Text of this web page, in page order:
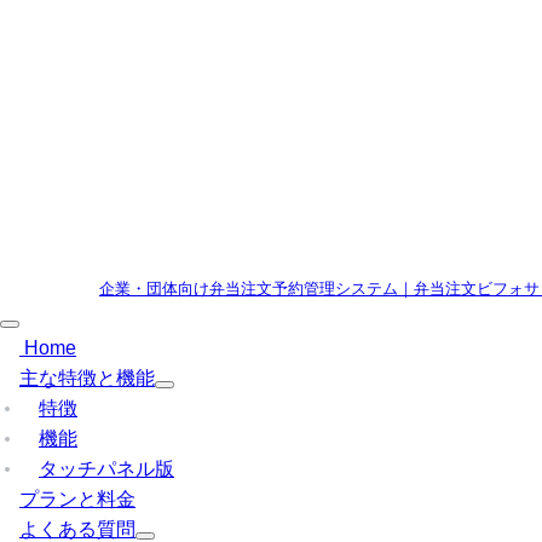
企業・団体向け弁当注文予約管理システム｜弁当注文ビフォ
Home
主な特徴と機能
特徴
機能
タッチパネル版
プランと料金
よくある質問